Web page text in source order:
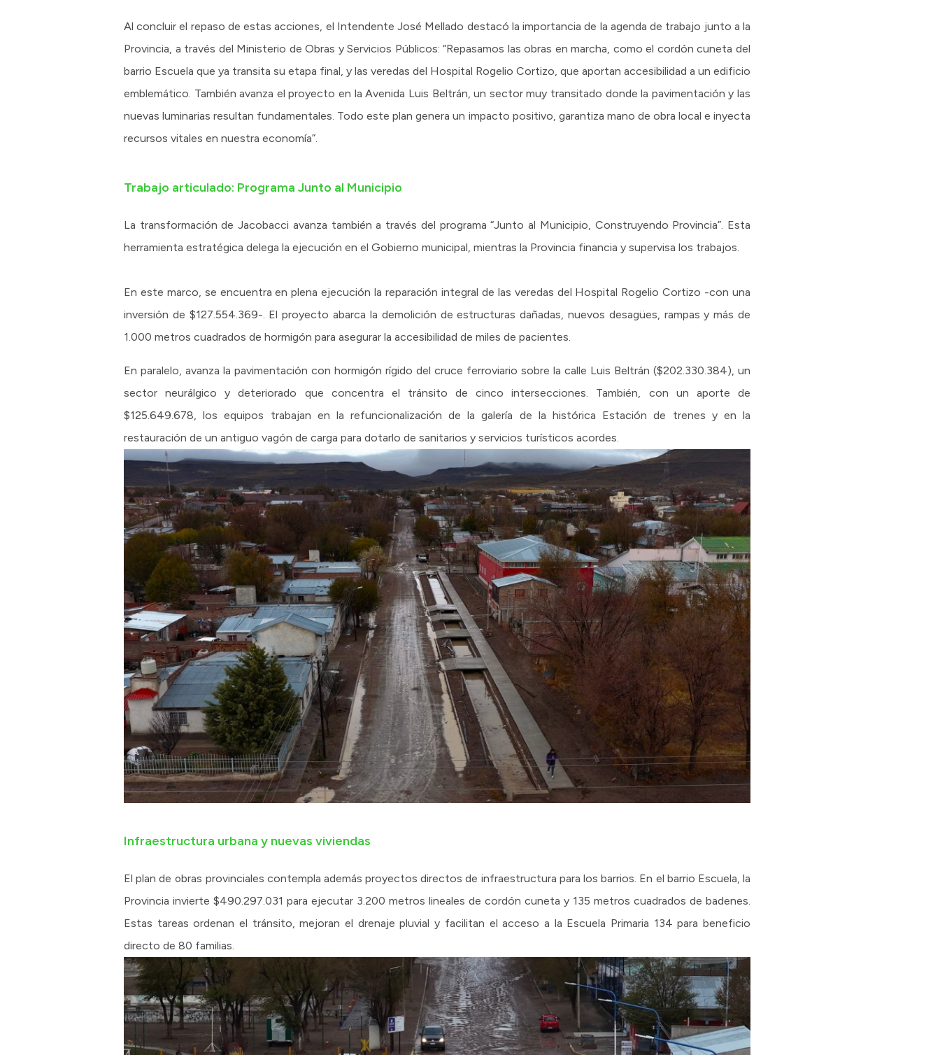
Al concluir el repaso de estas acciones, el Intendente José Mellado destacó la importancia de la agenda de trabajo junto a la
Provincia, a través del Ministerio de Obras y Servicios Públicos: “Repasamos las obras en marcha, como el cordón cuneta del
barrio Escuela que ya transita su etapa final, y las veredas del Hospital Rogelio Cortizo, que aportan accesibilidad a un edificio
emblemático. También avanza el proyecto en la Avenida Luis Beltrán, un sector muy transitado donde la pavimentación y las
nuevas luminarias resultan fundamentales. Todo este plan genera un impacto positivo, garantiza mano de obra local e inyecta
recursos vitales en nuestra economía”.
Trabajo articulado: Programa Junto al Municipio
La transformación de Jacobacci avanza también a través del programa “Junto al Municipio, Construyendo Provincia”. Esta
herramienta estratégica delega la ejecución en el Gobierno municipal, mientras la Provincia financia y supervisa los trabajos.
En este marco, se encuentra en plena ejecución la reparación integral de las veredas del Hospital Rogelio Cortizo -con una
inversión de $127.554.369-. El proyecto abarca la demolición de estructuras dañadas, nuevos desagües, rampas y más de
1.000 metros cuadrados de hormigón para asegurar la accesibilidad de miles de pacientes.
En paralelo, avanza la pavimentación con hormigón rígido del cruce ferroviario sobre la calle Luis Beltrán ($202.330.384), un
sector neurálgico y deteriorado que concentra el tránsito de cinco intersecciones. También, con un aporte de
$125.649.678, los equipos trabajan en la refuncionalización de la galería de la histórica Estación de trenes y en la
restauración de un antiguo vagón de carga para dotarlo de sanitarios y servicios turísticos acordes.
Infraestructura urbana y nuevas viviendas
El plan de obras provinciales contempla además proyectos directos de infraestructura para los barrios. En el barrio Escuela, la
Provincia invierte $490.297.031 para ejecutar 3.200 metros lineales de cordón cuneta y 135 metros cuadrados de badenes.
Estas tareas ordenan el tránsito, mejoran el drenaje pluvial y facilitan el acceso a la Escuela Primaria 134 para beneficio
directo de 80 familias.